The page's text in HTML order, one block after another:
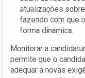
atualizações
fazendo com que
forma dinâmica.
Monitorar a
permite que o
adequar a novas